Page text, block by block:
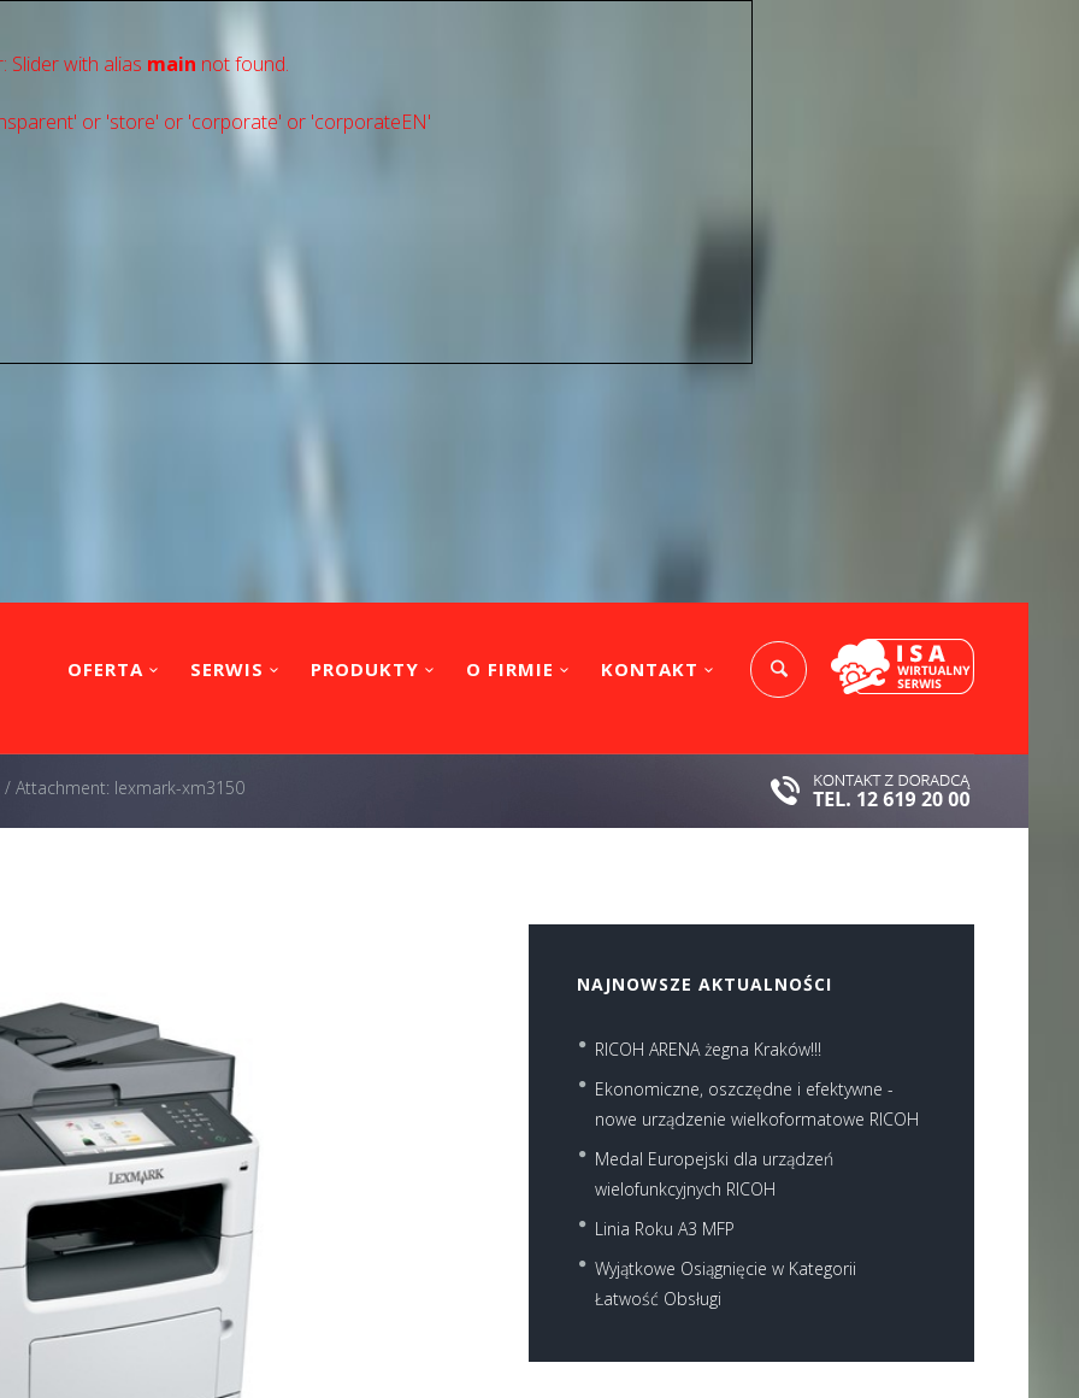
Slider with alias main not found.
or 'store' or 'сorporate' or 'corporateEN'
OFERTA SERWIS PRODUKTY O FIRMIE KONTAKT
/ Attachment: lexmark-xm3150
Next item
lexmark-m3150
NAJNOWSZE AKTUALNOŚCI
RICOH ARENA żegna Kraków!!!
Ekonomiczne, oszczędne i efektywne -
nowe urządzenie wielkoformatowe RICOH
Medal Europejski dla urządzeń
wielofunkcyjnych RICOH
Linia Roku A3 MFP
Wyjątkowe Osiągnięcie w Kategorii
Łatwość Obsługi